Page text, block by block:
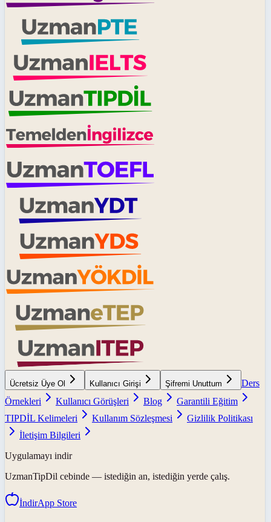
Ücretsiz Üye Ol Kullanıcı Girişi Şifremi Unuttum
Ders
Örnekleri
Kullanıcı Görüşleri Blog
Garantili Eğitim
TIPDİL Kelimeleri
Kullanım Sözleşmesi
Gizlilik Politikası
İletişim Bilgileri
Uygulamayı indir
UzmanTipDil cebinde — istediğin an, istediğin yerde çalış.
İndirApp Store